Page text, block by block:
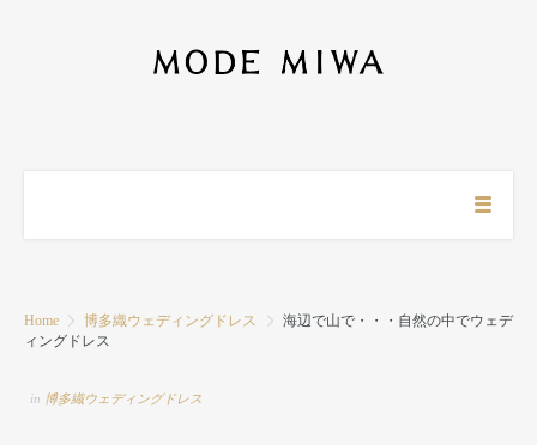
Home 博多織ウェディングドレス
海辺で山で・・・自然の中でウェデ
ィングドレス
in 博多織ウェディングドレス